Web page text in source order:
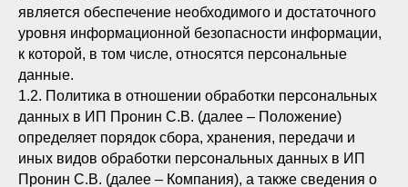
является обеспечение необходимого и достаточного
уровня информационной безопасности информации,
к которой, в том числе, относятся персональные
данные.
1.2. Политика в отношении обработки персональных
данных в ИП Пронин С.В. (далее – Положение)
определяет порядок сбора, хранения, передачи и
иных видов обработки персональных данных в ИП
Пронин С.В. (далее – Компания), а также сведения о